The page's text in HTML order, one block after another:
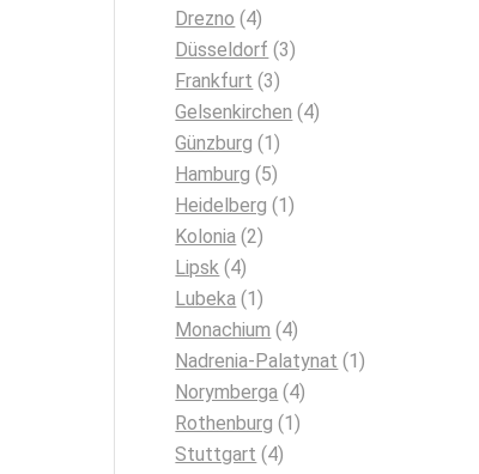
Drezno (4)
Düsseldorf (3)
Frankfurt (3)
Gelsenkirchen (4)
Günzburg (1)
Hamburg (5)
Heidelberg (1)
Kolonia (2)
Lipsk (4)
Lubeka (1)
Monachium (4)
Nadrenia-Palatynat (1)
Norymberga (4)
Rothenburg (1)
Stuttgart (4)